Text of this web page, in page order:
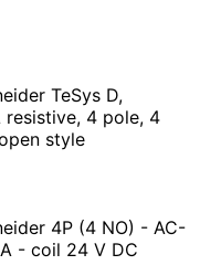
TeSys D,
resistive, 4 pole, 4
style
4P (4 NO) - AC-
- coil 24 V DC